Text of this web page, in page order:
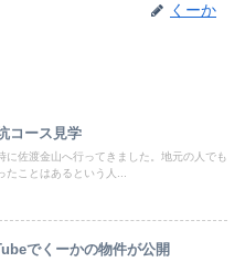
くーか
コース見学
に佐渡金山へ行ってきました。地元の人でも
ことはあるという人...
でくーかの物件が公開